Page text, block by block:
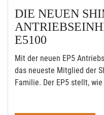
DIE NEUEN
E5100
Mit der neuen EP5
das neueste Mitglied der
Familie. Der EP5 stellt,